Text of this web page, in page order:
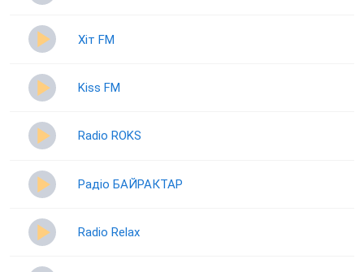
Хіт FM
Kiss FM
Radio ROKS
Радіо БАЙРАКТАР
Radio Relax